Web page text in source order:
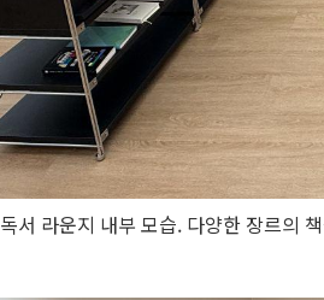
독서 라운지 내부 모습. 다양한 장르의